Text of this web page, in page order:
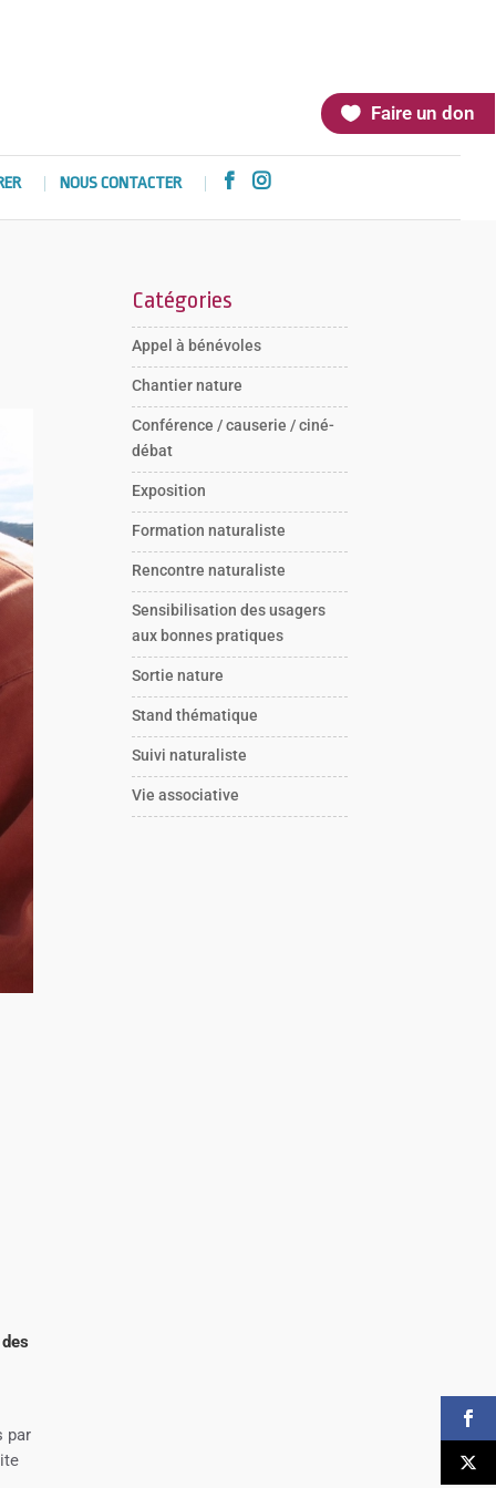
Faire un don
NOUS CONTACTER  
par
Catégories
Appel à bénévoles
Chantier nature
Conférence / causerie / ciné-
débat
Exposition
Formation naturaliste
Rencontre naturaliste
Sensibilisation des usagers
aux bonnes pratiques
Sortie nature
Stand thématique
Suivi naturaliste
Vie associative